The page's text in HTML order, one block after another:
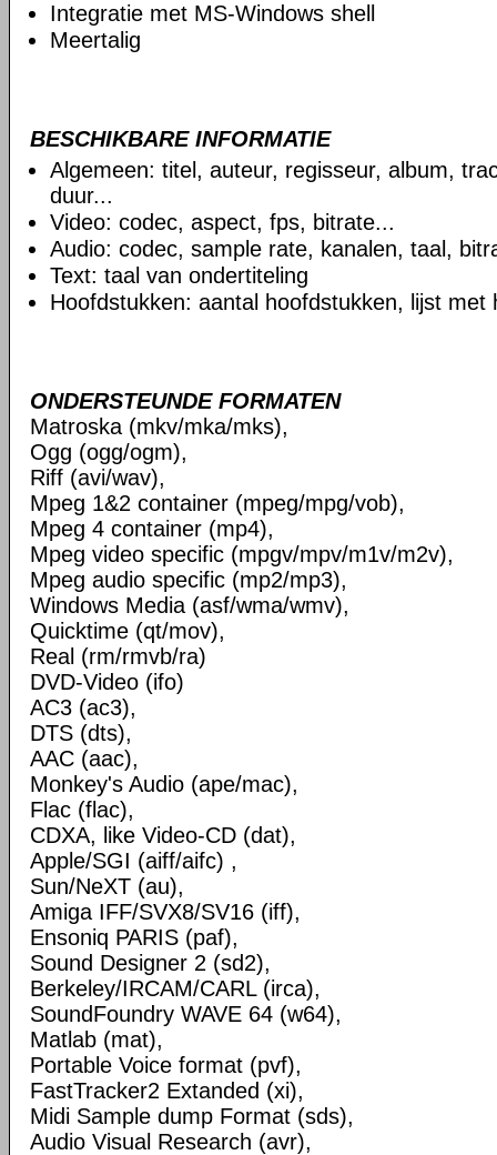
Integratie met MS-Windows shell
Meertalig
BESCHIKBARE INFORMATIE
Algemeen: titel, auteur, regisseur, album,
duur...
Video: codec, aspect, fps, bitrate...
Audio: codec, sample rate, kanalen, taal,
Text: taal van ondertiteling
Hoofdstukken: aantal hoofdstukken, lijst met
ONDERSTEUNDE FORMATEN
Matroska (mkv/mka/mks),
Ogg (ogg/ogm),
Riff (avi/wav),
Mpeg 1&2 container (mpeg/mpg/vob),
Mpeg 4 container (mp4),
Mpeg video specific (mpgv/mpv/m1v/m2v),
Mpeg audio specific (mp2/mp3),
Windows Media (asf/wma/wmv),
Quicktime (qt/mov),
Real (rm/rmvb/ra)
DVD-Video (ifo)
AC3 (ac3),
DTS (dts),
AAC (aac),
Monkey's Audio (ape/mac),
Flac (flac),
CDXA, like Video-CD (dat),
Apple/SGI (aiff/aifc) ,
Sun/NeXT (au),
Amiga IFF/SVX8/SV16 (iff),
Ensoniq PARIS (paf),
Sound Designer 2 (sd2),
Berkeley/IRCAM/CARL (irca),
SoundFoundry WAVE 64 (w64),
Matlab (mat),
Portable Voice format (pvf),
FastTracker2 Extanded (xi),
Midi Sample dump Format (sds),
Audio Visual Research (avr),